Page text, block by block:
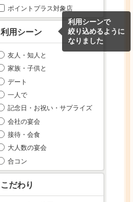
ポイントプラス対象店
利用シーン
利用シーンで
絞り込めるように
なりました
友人・知人と
家族・子供と
デート
一人で
記念日・お祝い・サプライズ
会社の宴会
接待・会食
大人数の宴会
合コン
こだわり